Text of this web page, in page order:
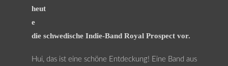
heut
e
die schwedische Indie-Band Royal Prospect vor.
Hui, das ist eine schöne Entdeckung! Eine Band aus